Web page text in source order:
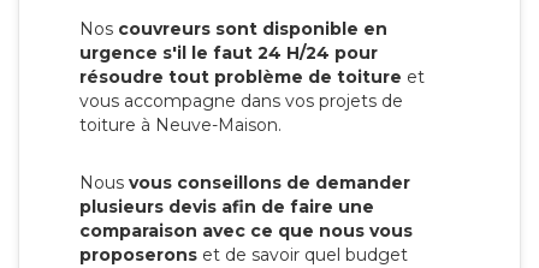
Nos couvreurs sont disponible en
urgence s'il le faut 24 H/24 pour
résoudre tout problème de toiture et
vous accompagne dans vos projets de
toiture à Neuve-Maison.
Nous vous conseillons de demander
plusieurs devis afin de faire une
comparaison avec ce que nous vous
proposerons et de savoir quel budget